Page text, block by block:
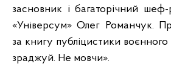
засновник і багаторічний
«Універсум» Олег Романчук.
за книгу публіцистики
зраджуй. Не мовчи».